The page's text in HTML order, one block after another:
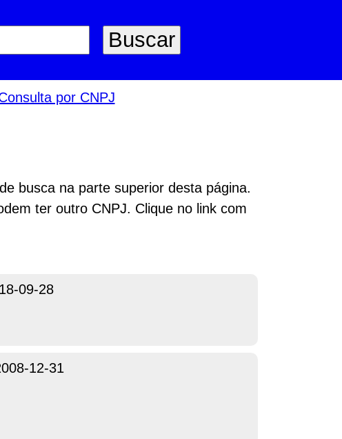
por CNPJ
busca na parte superior desta página.
ter outro CNPJ. Clique no link com
09-28
12-31